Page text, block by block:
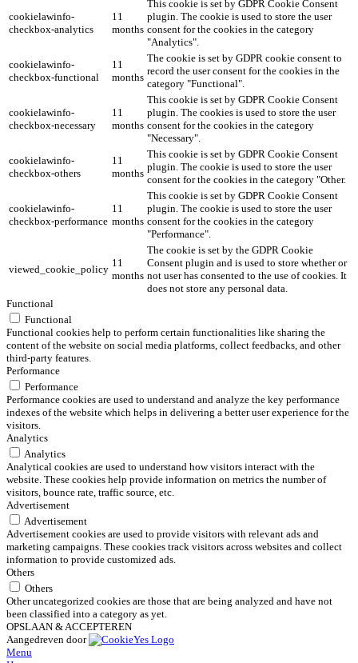
cookielawinfo-
checkbox-analytics
11
months
This cookie is set by GDPR Cookie Consent
plugin. The cookie is used to store the user
consent for the cookies in the category
"Analytics".
cookielawinfo-
checkbox-functional
11
months
The cookie is set by GDPR cookie consent to
record the user consent for the cookies in the
category "Functional".
cookielawinfo-
checkbox-necessary
11
months
This cookie is set by GDPR Cookie Consent
plugin. The cookies is used to store the user
consent for the cookies in the category
"Necessary".
cookielawinfo-
checkbox-others
11
months
This cookie is set by GDPR Cookie Consent
plugin. The cookie is used to store the user
consent for the cookies in the category "Other.
cookielawinfo-
checkbox-performance
11
months
This cookie is set by GDPR Cookie Consent
plugin. The cookie is used to store the user
consent for the cookies in the category
"Performance".
viewed_cookie_policy
11
months
The cookie is set by the GDPR Cookie
Consent plugin and is used to store whether or
not user has consented to the use of cookies. It
does not store any personal data.
Functional
Functional
Functional cookies help to perform certain functionalities like sharing the
content of the website on social media platforms, collect feedbacks, and other
third-party features.
Performance
Performance
Performance cookies are used to understand and analyze the key performance
indexes of the website which helps in delivering a better user experience for the
visitors.
Analytics
Analytics
Analytical cookies are used to understand how visitors interact with the
website. These cookies help provide information on metrics the number of
visitors, bounce rate, traffic source, etc.
Advertisement
Advertisement
Advertisement cookies are used to provide visitors with relevant ads and
marketing campaigns. These cookies track visitors across websites and collect
information to provide customized ads.
Others
Others
Other uncategorized cookies are those that are being analyzed and have not
been classified into a category as yet.
OPSLAAN & ACCEPTEREN
Aangedreven door
Menu